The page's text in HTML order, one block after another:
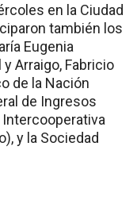
en la Ciudad
también los
Eugenia
Arraigo, Fabricio
de la Nación
de Ingresos
y la Sociedad